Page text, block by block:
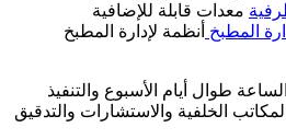
معدات قابلة للإضافية
المطبخ أنظمة لإدارة المطبخ
طوال أيام الأسبوع والتنفيذ
الخلفية والاستشارات والتدقيق